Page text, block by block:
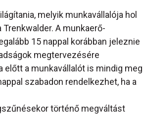
melyik munkavállalója hol
A munkaerő-
15 nappal korábban jeleznie
megtervezésére
előtt a munkavállalót is mindig meg
szabadon rendelkezhet, ha a
történő megváltást